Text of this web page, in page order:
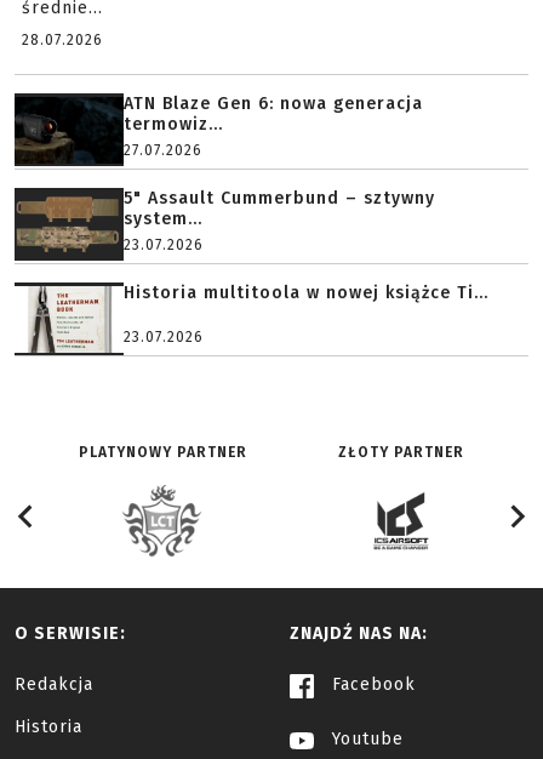
średnie...
28.07.2026
ATN Blaze Gen 6: nowa generacja
termowiz...
27.07.2026
5" Assault Cummerbund – sztywny
system...
23.07.2026
Historia multitoola w nowej książce Ti...
23.07.2026
PLATYNOWY PARTNER ZŁOTY PARTNER
O SERWISIE:
Redakcja
Historia
ZNAJDŹ NAS NA:
Facebook
Youtube